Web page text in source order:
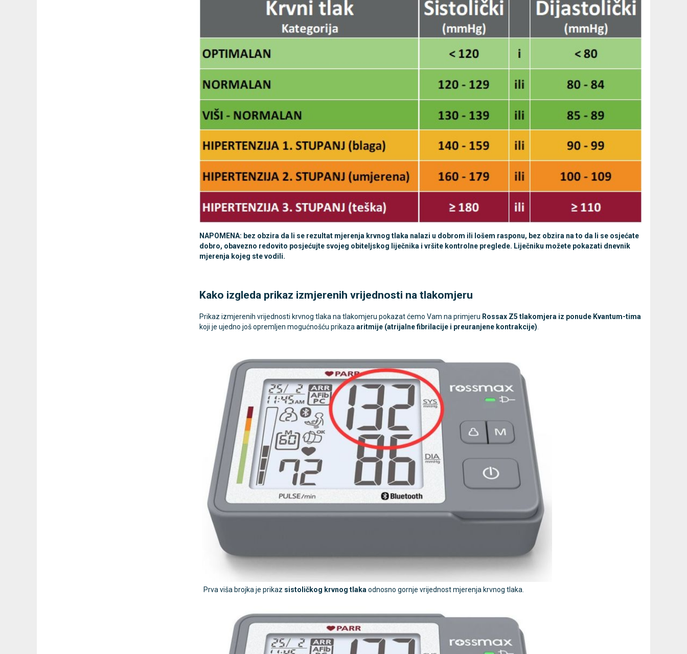
NAPOMENA: bez obzira da li se rezultat mjerenja krvnog tlaka nalazi u dobrom ili lošem rasponu, bez obzira na to da li se osjećate
dobro, obavezno redovito posjećujte svojeg obiteljskog liječnika i vršite kontrolne preglede. Liječniku možete pokazati dnevnik
mjerenja kojeg ste vodili.
Kako izgleda prikaz izmjerenih vrijednosti na tlakomjeru
Prikaz izmjerenih vrijednosti krvnog tlaka na tlakomjeru pokazat ćemo Vam na primjeru Rossax Z5 tlakomjera iz ponude Kvantum-tima
koji je ujedno još opremljen mogućnošću prikazaaritmije (atrijalne fibrilacije i preuranjene kontrakcije).
Prva viša brojka je prikaz sistoličkog krvnog tlakaodnosno gornje vrijednost mjerenja krvnog tlaka.